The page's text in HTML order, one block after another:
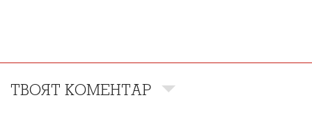
ТВОЯТ КОМЕНТАР